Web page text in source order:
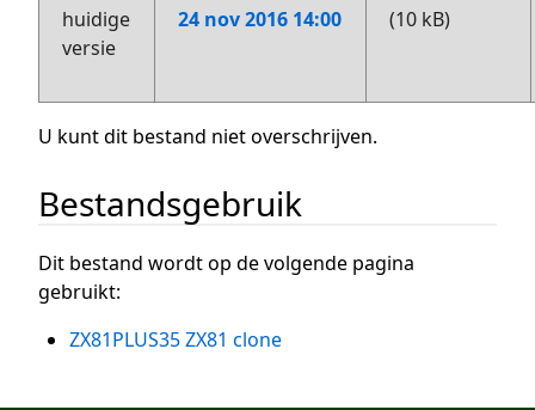
huidige
versie
24 nov 2016 14:00 (10 kB)
U kunt dit bestand niet overschrijven.
Bestandsgebruik
Dit bestand wordt op de volgende pagina
gebruikt:
ZX81PLUS35 ZX81 clone